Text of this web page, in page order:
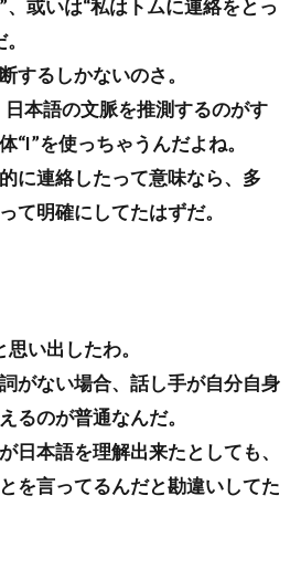
、或いは“私はトムに連絡をとっ
するしかないのさ。
本語の文脈を推測するのがす
“I”を使っちゃうんだよね。
に連絡したって意味なら、多
て明確にしてたはずだ。
い出したわ。
がない場合、話し手が自分自身
るのが普通なんだ。
日本語を理解出来たとしても、
を言ってるんだと勘違いしてた